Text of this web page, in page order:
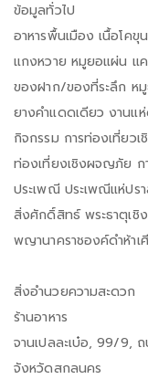
ข้อมูลทั่วไป
อาหารพื้นเมือง เนื้อโค
แกงหวาย หมูยอแผ่น แ
ของฝาก/ของที่ระลึก หมู
ยางคำแดดเดียว งานแ
กิจกรรม การท่องเที่ยว
ท่องเที่ยงเชิงผจญภัย ก
ประเพณี ประเพณีแห่ปร
สิ่งศักดิ์สิทธ์ พระธาตุเชิ
พญานาคราชองค์ดำห้าเ
สิ่งอำนวยความสะดวก
ร้านอาหาร
จานเปลละเบ๋อ, 99/9,
จังหวัดสกลนคร